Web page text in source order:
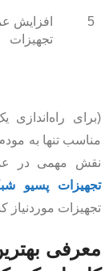
5
افزایش
تجهیزات
(برای راه‌اندازی
مناسب تنها به
نقش مهمی در
تجهیزات پسیو
تجهیزات موردنیاز
معرفی